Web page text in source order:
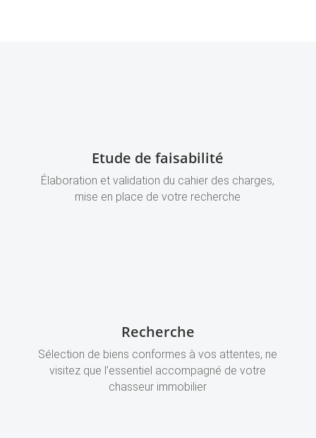
Etude de faisabilité
Élaboration et validation du cahier des charges,
mise en place de votre recherche
Recherche
Sélection de biens conformes à vos attentes, ne
visitez que l’essentiel accompagné de votre
chasseur immobilier